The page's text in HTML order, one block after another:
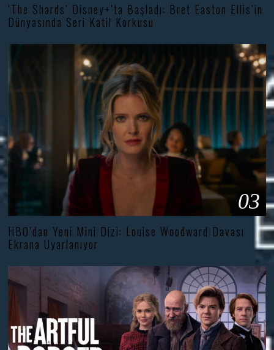
‘The Shards’ Disney+’ta Başladı: Bret Easton Ellis’in
Dünyasında Seri Katil Korkusu
03
HBO’dan Yeni Mini Dizi: Louise Woodward Davası
Ekrana Uyarlanıyor